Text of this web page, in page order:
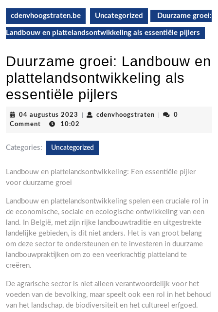
cdenvhoogstraten.be Uncategorized Duurzame groei:
Landbouw en plattelandsontwikkeling als essentiële pijlers
Duurzame groei: Landbouw en
plattelandsontwikkeling als
essentiële pijlers
04 augustus 2023 04
augustus
cdenvhoogstraten cdenvhoogstraten
0
Comment
10:02
Categories: Uncategorized
Landbouw en plattelandsontwikkeling: Een essentiële pijler
voor duurzame groei
Landbouw en plattelandsontwikkeling spelen een cruciale rol in
de economische, sociale en ecologische ontwikkeling van een
land. In België, met zijn rijke landbouwtraditie en uitgestrekte
landelijke gebieden, is dit niet anders. Het is van groot belang
om deze sector te ondersteunen en te investeren in duurzame
landbouwpraktijken om zo een veerkrachtig platteland te
creëren.
De agrarische sector is niet alleen verantwoordelijk voor het
voeden van de bevolking, maar speelt ook een rol in het behoud
van het landschap, de biodiversiteit en het cultureel erfgoed.